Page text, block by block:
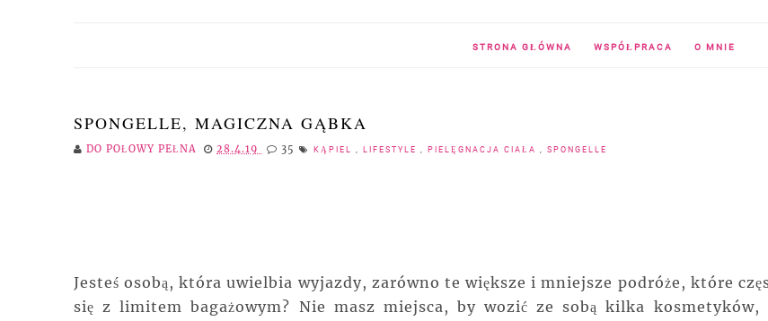
STRONA GŁÓWNA WSPÓŁPRACA O MNIE
SPONGELLE, MAGICZNA GĄBKA
DO POŁOWY PEŁNA 28.4.19 35 KĄPIEL , LIFESTYLE , PIELĘGNACJA CIAŁA , SPONGELLE
Jesteś osobą, która uwielbia wyjazdy, zarówno te większe i mniejsze podróże, które
się z limitem bagażowym? Nie masz miejsca, by wozić ze sobą kilka